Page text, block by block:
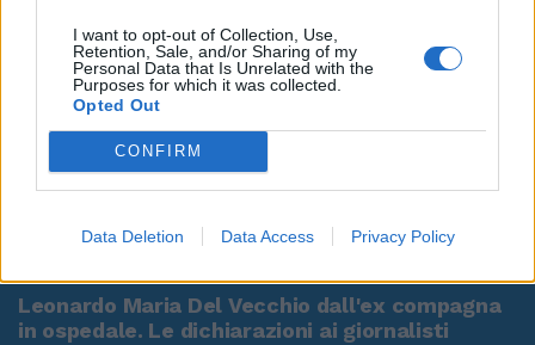
I want to opt-out of Collection, Use,
Retention, Sale, and/or Sharing of my
Personal Data that Is Unrelated with the
Purposes for which it was collected.
Opted Out
CONFIRM
Data Deletion Data Access Privacy Policy
00:00 01:16
Leonardo Maria Del Vecchio dall'ex compagna
in ospedale. Le dichiarazioni ai giornalisti